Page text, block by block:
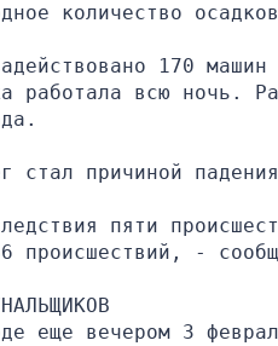
количество
170
работала всю ночь.
стал причиной
пяти
происшествий, -
еще вечером 3